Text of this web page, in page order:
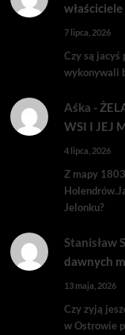
7 lipca, 2026
Czy są
wykonywali
Aśka -
WSI I JEJ
4 lipca, 2026
Z mapy
Jelonku?
Stanisław
dawnych
13 maja, 2026
Czy zyją
w Ostrowie